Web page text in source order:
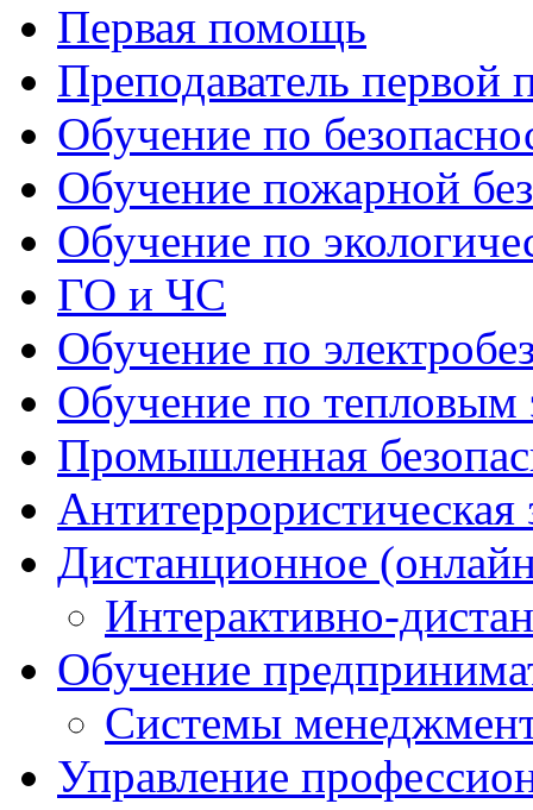
Первая помощь
Преподаватель
Обучение по
Обучение пожарной
Обучение по
ГО и ЧС
Обучение по
Обучение по тепловым
Промышленная
Дистанционное
Интерактивно-
Обучение
Системы
Управление